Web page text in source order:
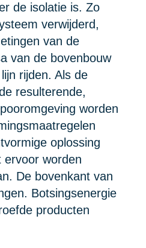
de isolatie is. Zo
verwijderd,
van de
van de bovenbouw
rijden. Als de
resulterende,
worden
oplossing
ervoor worden
De bovenkant van
Botsingsenergie
producten